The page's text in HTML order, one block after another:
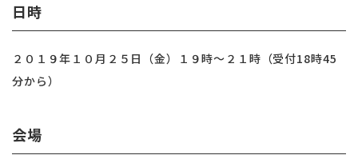
日時
２０１９年１０月２５日（金）１９時〜２１時（受付18時45
分から）
会場